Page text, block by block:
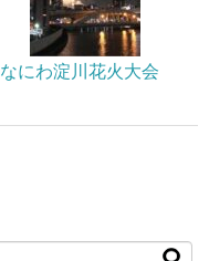
なにわ淀川花火大会